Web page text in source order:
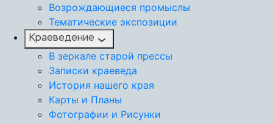
Возрождающиеся промыслы
Тематические экспозиции
Краеведение
В зеркале старой прессы
Записки краеведа
История нашего края
Карты и Планы
Фотографии и Рисунки